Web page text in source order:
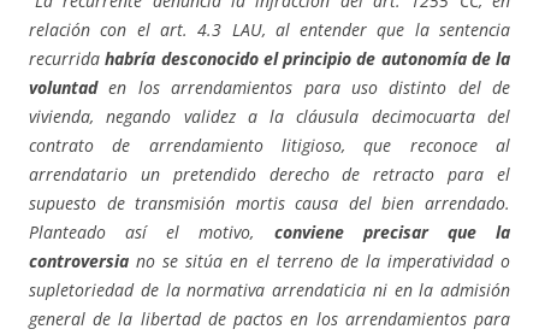
relación con el art. 4.3 LAU, al entender que la sentencia
recurridahabría desconocido el principio de autonomía de la
voluntaden los arrendamientos para uso distinto del de
vivienda, negando validez a la cláusula decimocuarta del
contrato de arrendamiento litigioso, que reconoce al
arrendatario un pretendido derecho de retracto para el
supuesto de transmisión mortis causa del bien arrendado.
Planteado así el motivo, conviene precisar que la
controversia no se sitúa en el terreno de la imperatividad o
supletoriedad de la normativa arrendaticia ni en la admisión
general de la libertad de pactos en los arrendamientos para